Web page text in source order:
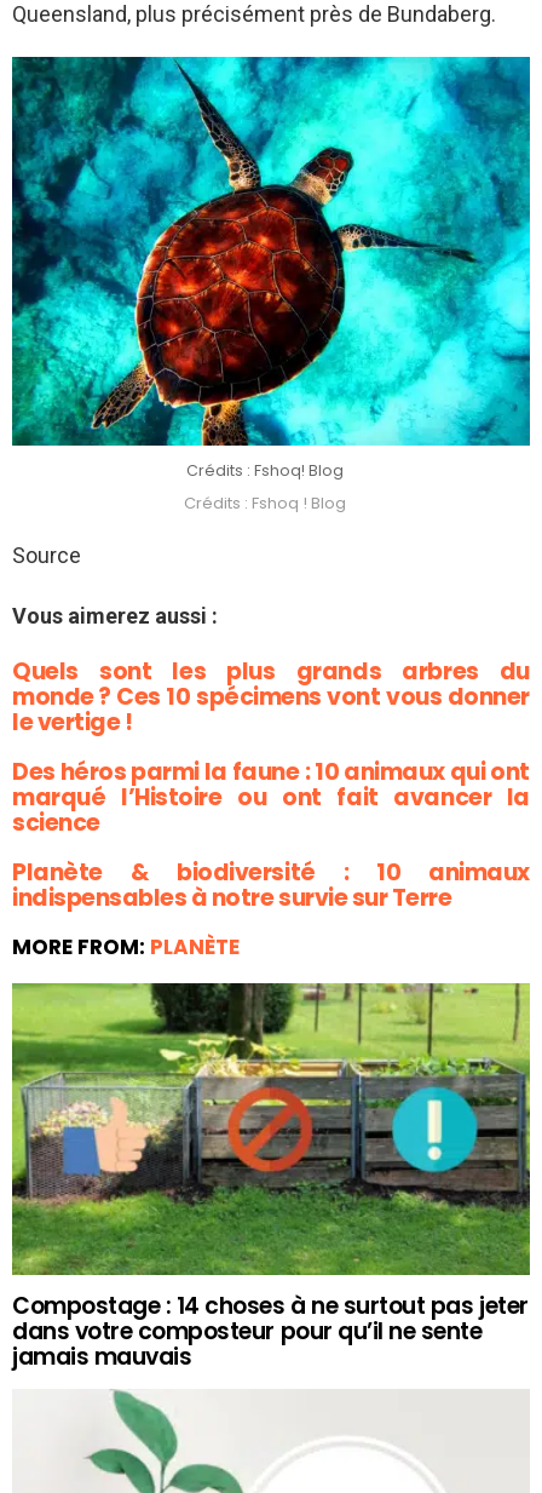
Queensland, plus précisément près de Bundaberg.
Crédits : Fshoq! Blog
Crédits : Fshoq ! Blog
Source
Vous aimerez aussi :
Quels sont les plus grands arbres du
monde ? Ces 10 spécimens vont vous donner
le vertige !
Des héros parmi la faune : 10 animaux qui ont
marqué l’Histoire ou ont fait avancer la
science
Planète & biodiversité : 10 animaux
indispensables à notre survie sur Terre
MORE FROM: PLANÈTE
Compostage : 14 choses à ne surtout pas jeter
dans votre composteur pour qu’il ne sente
jamais mauvais